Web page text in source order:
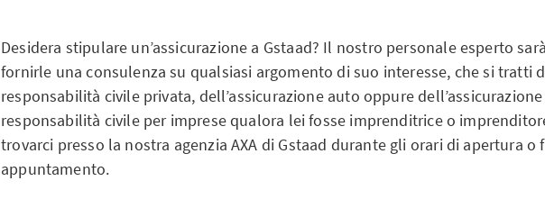
Desidera stipulare un’assicurazione a Gstaad? Il nostro personale esperto
fornirle una consulenza su qualsiasi argomento di suo interesse, che si tratti
responsabilità civile privata, dell’assicurazione auto oppure dell’assicurazione
responsabilità civile per imprese qualora lei fosse imprenditrice o
trovarci presso la nostra agenzia AXA di Gstaad durante gli orari di apertura o
appuntamento.